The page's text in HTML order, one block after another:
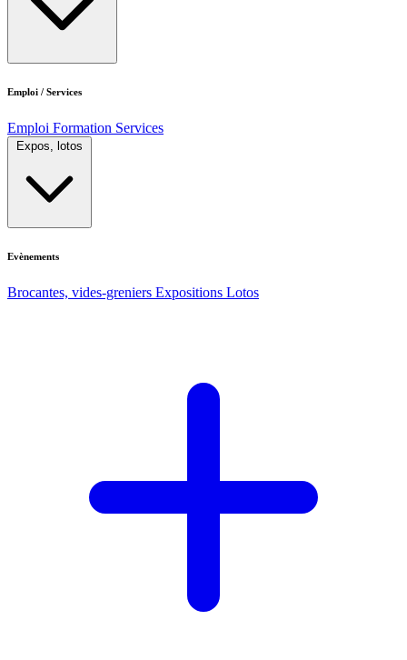
Emploi / Services
Emploi Formation Services
Expos, lotos
Evènements
Brocantes, vides-greniers Expositions Lotos